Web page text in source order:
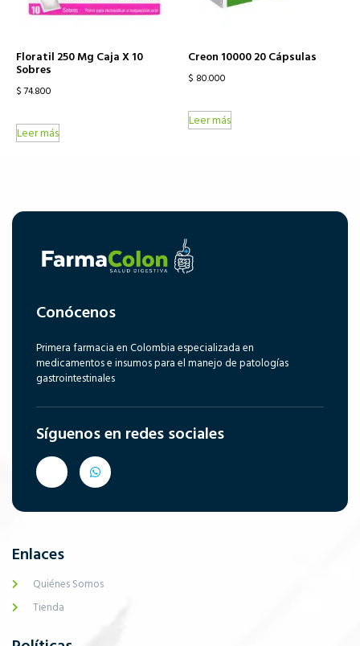
Floratil 250 Mg Caja X 10
Sobres
$74.800
Leer más
Creon 10000 20 Cápsulas
$ 80.000
Leer más
Conócenos
Primera farmacia en Colombia especializada en
medicamentos e insumos para el manejo de patologías
gastrointestinales
Síguenos en redes sociales
Enlaces
Quiénes Somos
Tienda